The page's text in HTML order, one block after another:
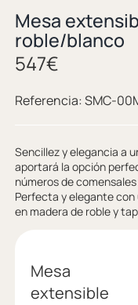
Mesa
roble/blanco
547€
Referencia:SMC-
Sencillez y elegancia a
aportará la opción
números de
Perfecta y elegante
en madera de roble y
Mesa
extensible